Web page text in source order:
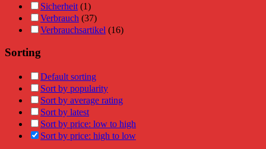
Sicherheit (1)
Verbrauch (37)
Verbrauchsartikel (16)
Sorting
Default sorting
Sort by popularity
Sort by average rating
Sort by latest
Sort by price: low to high
Sort by price: high to low